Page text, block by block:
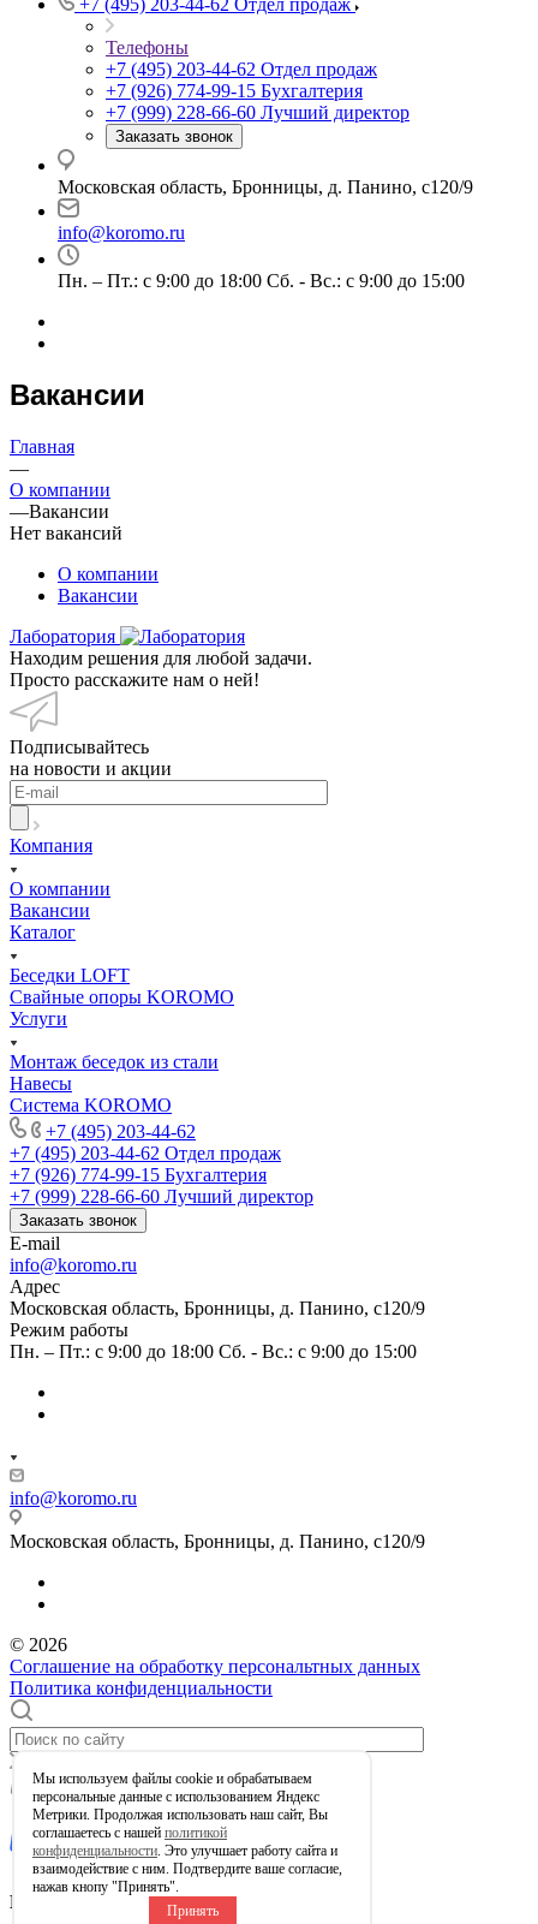
+7 (495) 203-44-62 Отдел продаж
Телефоны
+7 (495) 203-44-62 Отдел продаж
+7 (926) 774-99-15 Бухгалтерия
+7 (999) 228-66-60 Лучший директор
Заказать звонок
Московская область, Бронницы, д. Панино, с120/9
info@koromo.ru
Пн. – Пт.: с 9:00 до 18:00 Сб. - Вс.: с 9:00 до 15:00
Вакансии
Главная
—
О компании
—Вакансии
Нет вакансий
О компании
Вакансии
Лаборатория
Находим решения для любой задачи.
Просто расскажите нам о ней!
Подписывайтесь
на новости и акции
Компания
О компании
Вакансии
Каталог
Беседки LOFT
Свайные опоры KOROMO
Услуги
Монтаж беседок из стали
Навесы
Система KOROMO
+7 (495) 203-44-62
+7 (495) 203-44-62 Отдел продаж
+7 (926) 774-99-15 Бухгалтерия
+7 (999) 228-66-60 Лучший директор
Заказать звонок
E-mail
info@koromo.ru
Адрес
Московская область, Бронницы, д. Панино, с120/9
Режим работы
Пн. – Пт.: с 9:00 до 18:00 Сб. - Вс.: с 9:00 до 15:00
info@koromo.ru
Московская область, Бронницы, д. Панино, с120/9
© 2026
Соглашение на обработку персональтных данных
Политика конфиденциальности
0 Корзина
Ваша корзина пуста
Мы используем файлы сookie и обрабатываем
персональные данные с использованием Яндекс
Метрики. Продолжая использовать наш сайт, Вы
соглашаетесь с нашей политикой
конфиденциальности. Это улучшает работу сайта и
взаимодействие с ним. Подтвердите ваше согласие,
нажав кнопу "Принять".
Принять